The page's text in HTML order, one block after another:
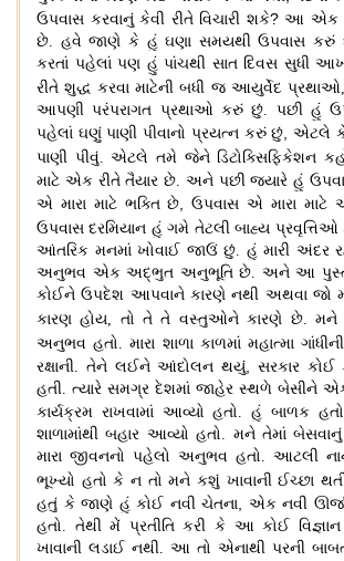
ઉપવાસ કરવાનું કેવી રીતે વિચારી શકે?આ એક
છે. હવે જાણે કે હું ઘણા સમયથી ઉપવાસ કરું
કરતાં પહેલાં પણ હું પાંચથી સાત દિવસ સુધી
રીતે શુદ્ધ કરવા માટેની બધી જ આયુર્વેદ પ્રથાઓ,
આપણી પરંપરાગત પ્રથાઓ કરું છું. પછી હું
પહેલાં ઘણું પાણી પીવાનો પ્રયત્ન કરું છું,એટલે કે
પાણી પીવું.એટલે તમે જેને ડિટોક્સિફિકેશન
માટે એક રીતે તૈયાર છે. અને પછી જ્યારે હું
એ મારા માટે ભક્તિ છે,ઉપવાસ એ મારા
ઉપવાસ દરમિયાન હું ગમે તેટલી બાહ્ય
આંતરિક મનમાં ખોવાઈ જાઉં છું. હું મારી અંદર
અનુભવ એક અદ્ભુત અનુભૂતિ છે. અને આ
કોઈને ઉપદેશ આપવાને કારણે નથી અથવા જો
કારણ હોય, તો તે તે વસ્તુઓને કારણે છે. મને
અનુભવ હતો.મારા શાળા કાળમાં મહાત્મા
રક્ષાની. તેને લઈને આંદોલન થયું, સરકાર કોઈ
હતી. ત્યારે સમગ્ર દેશમાં જાહેર સ્થળે બેસીને
કાર્યક્રમ રાખવામાં આવ્યો હતો. હું બાળક હતો
શાળામાંથી બહાર આવ્યો હતો. મને તેમાં
મારા જીવનનો પહેલો અનુભવ હતો. આટલી
ભૂખ્યો હતો કે ન તો મને કશું ખાવાની ઈચ્છા
હતું કે જાણે હું કોઈ નવી ચેતના, એક નવી ઊર્જા
હતો. તેથી મેં પ્રતીતિ કરી કે આ કોઈ
ખાવાની લડાઈ નથી. આ તો એનાથી પરની